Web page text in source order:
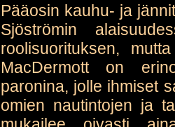
Pääosin kauhu- ja
Sjöströmin
roolisuorituksen,
MacDermott on
paronina, jolle ihmiset
omien nautintojen ja